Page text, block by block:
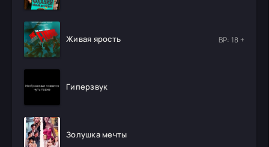
Живая ярость ВР: 18 +
Гиперзвук
Золушка мечты